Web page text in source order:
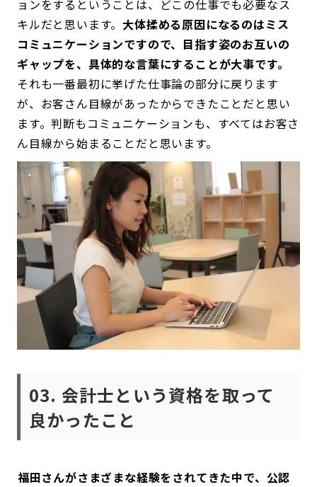
ョンをするということは、どこの仕事でも必要なス
キルだと思います。大体揉める原因になるのはミス
コミュニケーションですので、目指す姿のお互いの
ギャップを、具体的な言葉にすることが大事です。
それも一番最初に挙げた仕事論の部分に戻ります
が、お客さん目線があったからできたことだと思い
ます。判断もコミュニケーションも、すべてはお客さ
ん目線から始まることだと思います。
03. 会計士という資格を取って
良かったこと
――福田さんがさまざまな経験をされてきた中で、公認